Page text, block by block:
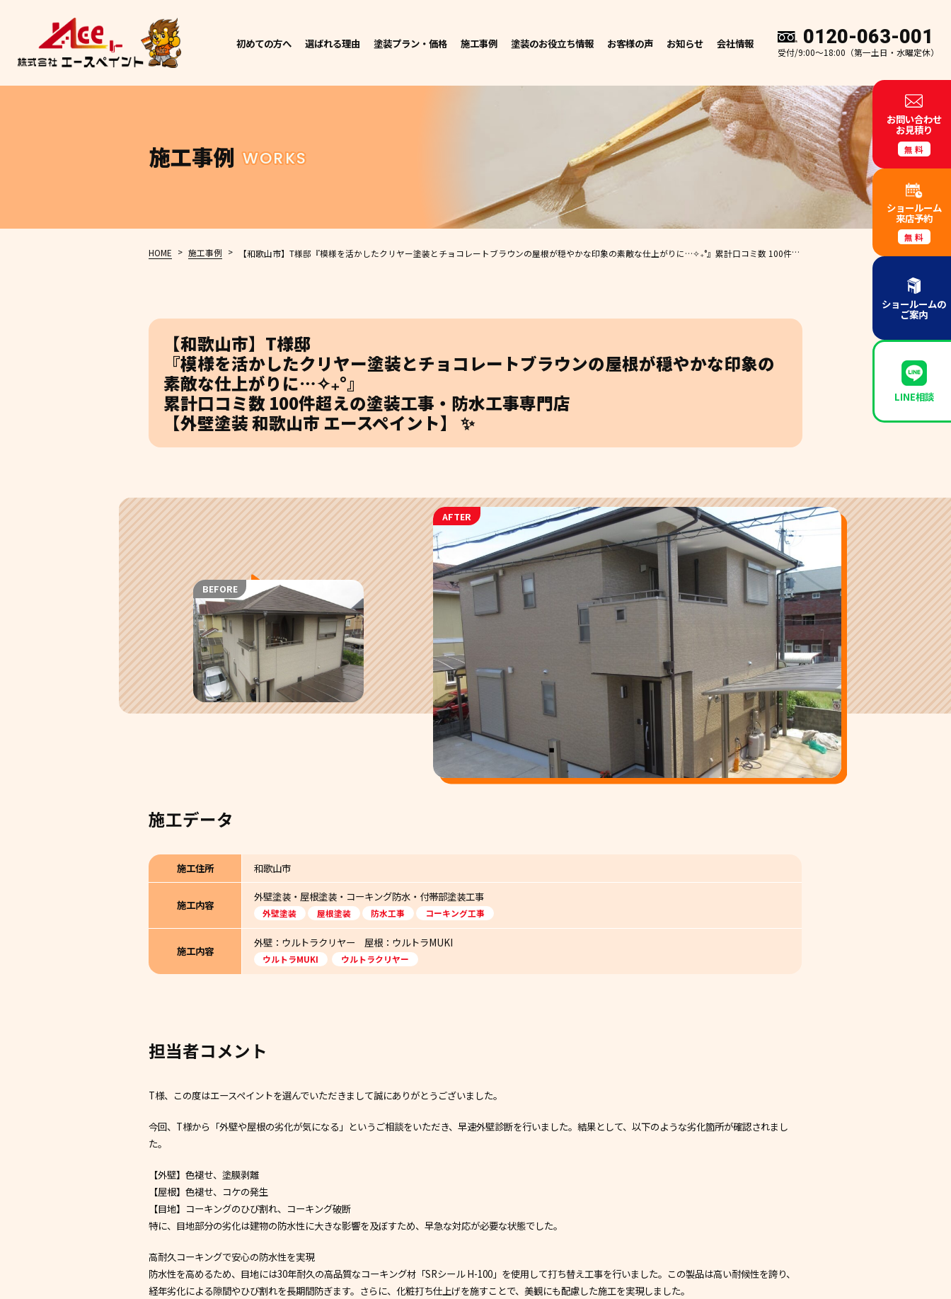
初めての方へ 選ばれる理由 塗装プラン・価格 施工事例 塗装のお役立ち情報 お客様の声 お知らせ 会社情報 0120-063-001
受付/9:00～18:00（第一土日・水曜定休）
施工事例 WORKS
HOME > 施工事例 > 【和歌山市】T様邸 『模様を活かしたクリヤー塗装とチョコレートブラウンの屋根が穏やかな印象の素敵な仕上がりに…✧₊°』累計口コミ数 100件超えの塗装工事・防水工事専門店
【和歌山市】T様邸
『模様を活かしたクリヤー塗装とチョコレートブラウンの屋根が穏やかな印象の
素敵な仕上がりに…✧₊°』
累計口コミ数 100件超えの塗装工事・防水工事専門店
【外壁塗装 和歌山市 エースペイント】 ✨
BEFORE
AFTER
施工データ
施工住所 和歌山市
施工内容
外壁塗装・屋根塗装・コーキング防水・付帯部塗装工事
外壁塗装 屋根塗装 防水工事 コーキング工事
施工内容
外壁：ウルトラクリヤー 屋根：ウルトラMUKI
ウルトラMUKI ウルトラクリヤー
担当者コメント
T様、この度はエースペイントを選んでいただきまして誠にありがとうございました。
今回、T様から「外壁や屋根の劣化が気になる」というご相談をいただき、早速外壁診断を行いました。結果として、以下のような劣化箇所が確認されまし
た。
【外壁】色褪せ、塗膜剥離
【屋根】色褪せ、コケの発生
【目地】コーキングのひび割れ、コーキング破断
特に、目地部分の劣化は建物の防水性に大きな影響を及ぼすため、早急な対応が必要な状態でした。
高耐久コーキングで安心の防水性を実現
防水性を高めるため、目地には30年耐久の高品質なコーキング材「SRシール H-100」を使用して打ち替え工事を行いました。この製品は高い耐候性を誇り、
経年劣化による隙間やひび割れを長期間防ぎます。さらに、化粧打ち仕上げを施すことで、美観にも配慮した施工を実現しました。
お問い合わせ
お見積り
無料
ショールーム
来店予約
無料
ショールームの
ご案内
LINE相談